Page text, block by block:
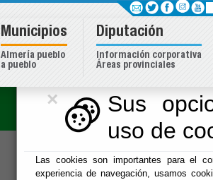
×
Sus
uso de
Las cookies son importantes para el
experiencia de navegación, usamos
Inicio -Hacienda -
Municipios
Almería pueblo
a pueblo
Diputación
Información corporativa
Áreas provinciales